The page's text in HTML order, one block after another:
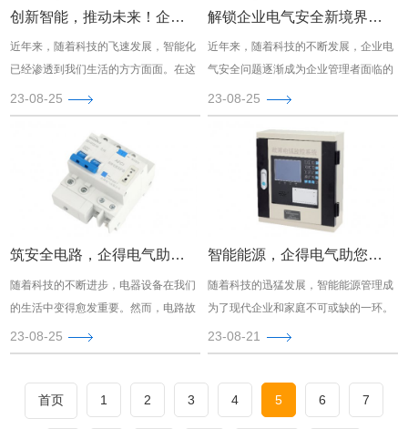
创新智能，推动未来！企得电气助力您的电气安全
近年来，随着科技的飞速发展，智能化
已经渗透到我们生活的方方面面。在这
个数字化的时代，电气安全问题备受关
注。然而，有一家公司凭借其突出的技
术实力和创新能力，为解决电气安全问
题树立了标杆，那就是企得电气。
23-08-25
解锁企业电气安全新境界，企得电气助您迈向智能未来！
近年来，随着科技的不断发展，企业电
气安全问题逐渐成为企业管理者面临的
重要课题。在这个日新月异的时代，如
何确保企业电气设施的安全运行，提高
生产效率，已经迫在眉睫。作为电气行
业的领军者，企得电气以其突出的技术
和智能化解决方案，为广大企业客户提
供了一系列多方面的电气安全保障。
23-08-25
筑安全电路，企得电气助您守护幸福生活！
随着科技的不断进步，电器设备在我们
的生活中变得愈发重要。然而，电路故
障引发的火灾却时有发生，威胁着我们
的家庭安全。为了守护您的幸福生活，
值得信赖的电气安全伙伴！
23-08-25
智能能源，企得电气助您轻松迈入未来
随着科技的迅猛发展，智能能源管理成
为了现代企业和家庭不可或缺的一环。
在这个充满活力的领域里，企得电气以
其突出的余压控制器技术，为您打造智
案。作为能源管理的重要环节，余压控
制器发挥着关键作用。企得电气凭借多
23-08-21
首页 1 2 3 4 5 6 7